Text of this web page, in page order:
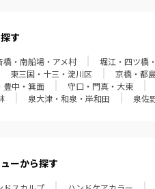
す
橋・南船場・アメ村 堀江・四ツ橋
東三国・十三・淀川区 京橋・都
豊中・箕面 守口・門真・大東
泉大津・和泉・岸和田 泉佐
ーから探す